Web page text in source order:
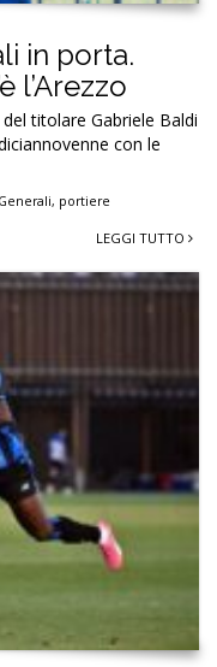
in porta.
l’Arezzo
titolare Gabriele Baldi
con le
, portiere
LEGGI TUTTO